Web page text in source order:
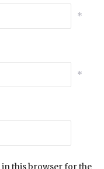
*
*
in this browser for the